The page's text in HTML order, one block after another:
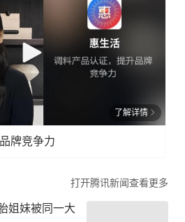
了解详情
牌竞争力
打开腾讯新闻查看更多
姐妹被同一大